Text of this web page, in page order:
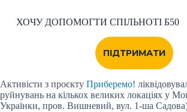
ХОЧУ ДОПОМОГТИ СПІЛЬНОТІ Б50
ПІДТРИМАТИ
Активісти з проєкту Приберемо!
руйнувань на кількох великих локаціях у
Українки, пров. Вишневий, вул. 1-ша